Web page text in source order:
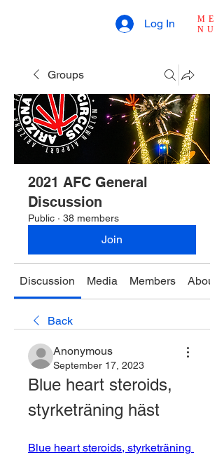
ME
NU
Log In
Groups
2021 AFC General
Discussion
Public · 38 members
Join
Discussion Media Members About
Back
Anonymous
September 17, 2023
Blue heart steroids,
styrketräning häst
Blue heart steroids, styrketräning